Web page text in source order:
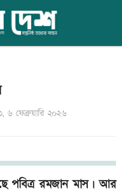
৬ ফেব্রুয়ারি ২০২৬
পবিত্র রমজান মাস। আর